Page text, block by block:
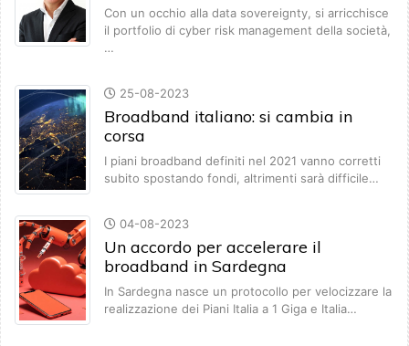
Con un occhio alla data sovereignty, si arricchisce
il portfolio di cyber risk management della società,
…
25-08-2023
Broadband italiano: si cambia in
corsa
I piani broadband definiti nel 2021 vanno corretti
subito spostando fondi, altrimenti sarà difficile…
04-08-2023
Un accordo per accelerare il
broadband in Sardegna
In Sardegna nasce un protocollo per velocizzare la
realizzazione dei Piani Italia a 1 Giga e Italia…